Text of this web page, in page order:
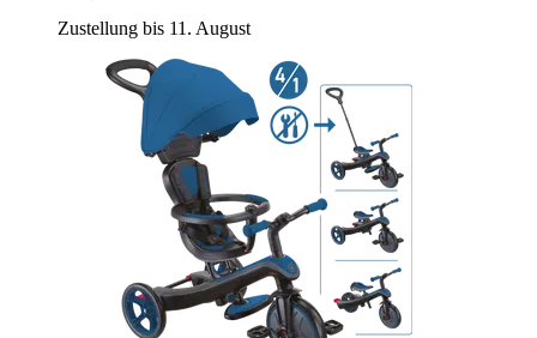
Zustellung bis 11. August